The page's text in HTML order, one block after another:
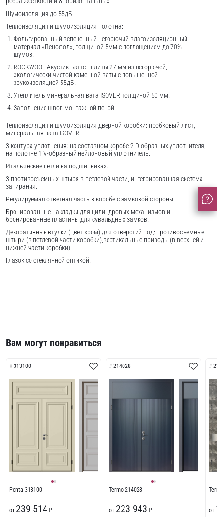
Шумоизоляция до 55дБ.
Теплоизоляция и шумоизоляция полотна:
Фольгированный вспененный негорючий влагоизоляционный
материал «Пенофол», толщиной 5мм с поглощением до 70%
шумов.
ROCKWOOL Акустик Баттс - плиты 27 мм из негорючей,
экологически чистой каменной ваты с повышенной
звукоизоляцией 55дБ.
Утеплитель минеральная вата ISOVER толщиной 50 мм.
Заполнение швов монтажной пеной.
Теплоизоляция и шумоизоляция дверной коробки: пробковый лист,
минеральная вата ISOVER.
3 контура уплотнения: на составном коробе 2 D-образных уплотнителя,
на полотне 1 V-образный нейлоновый уплотнитель.
Итальянские петли на подшипниках.
3 противосъемных штыря в петлевой части, интегрированная система
запирания.
Регулируемая ответная часть в коробе с замковой стороны.
Бронированные накладки для цилиндровых механизмов и
бронированные пластины для сувальдных замков.
Декоративные втулки (цвет хром) для отверстий под: противосъемные
штыри (в петлевой части коробки),вертикальные приводы (в верхней и
нижней части коробки).
Глазок со стеклянной оптикой.
Вам могут понравиться
313100
Penta 313100
от 239 514 ₽
214028
Termo 214028
от 223 943 ₽ от